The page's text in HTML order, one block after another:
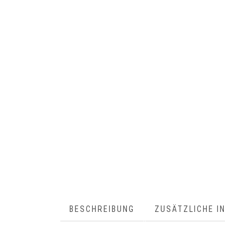
BESCHREIBUNG ZUSÄTZLICHE